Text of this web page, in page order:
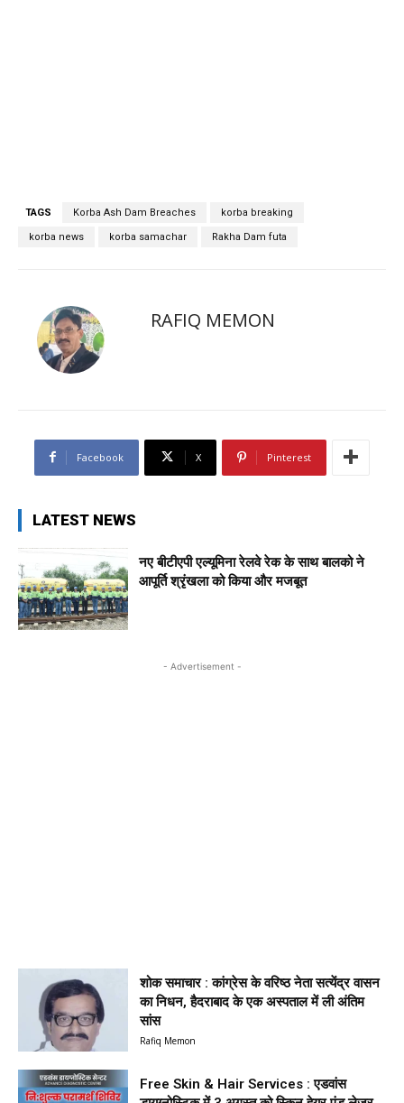
TAGS Korba Ash Dam Breaches korba breaking
korba news korba samachar Rakha Dam futa
RAFIQ MEMON
Facebook X Pinterest
LATEST NEWS
नए बीटीएपी एल्यूमिना रेलवे रेक के साथ बालको ने
आपूर्ति श्रृंखला को किया और मजबूत
- Advertisement -
शोक समाचार : कांग्रेस के वरिष्ठ नेता सत्येंद्र वासन
का निधन, हैदराबाद के एक अस्पताल में ली अंतिम
सांस
Rafiq Memon
Free Skin & Hair Services : एडवांस